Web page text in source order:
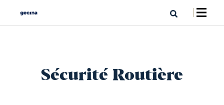
Sécurité Routière